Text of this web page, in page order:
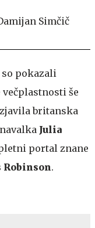
pokazali
še
britanska
Julia
portal znane
Robinson.